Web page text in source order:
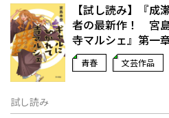
【試し読み】『成
者の最新作！ 宮
寺マルシェ』第一
青春 文芸作品
試し読み